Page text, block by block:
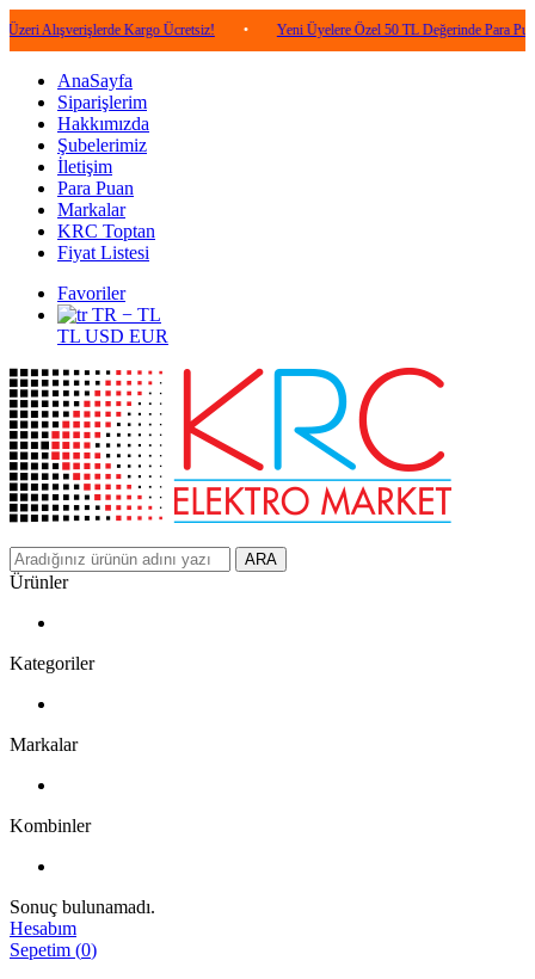
Kargo Ücretsiz! • Yeni Üyelere Özel 50 TL Değerinde Para Puan! •
AnaSayfa
Siparişlerim
Hakkımızda
Şubelerimiz
İletişim
Para Puan
Markalar
KRC Toptan
Fiyat Listesi
Favoriler
TR − TL
TL USD EUR
ARA
Ürünler
Kategoriler
Markalar
Kombinler
Sonuç bulunamadı.
Hesabım
Sepetim (0)